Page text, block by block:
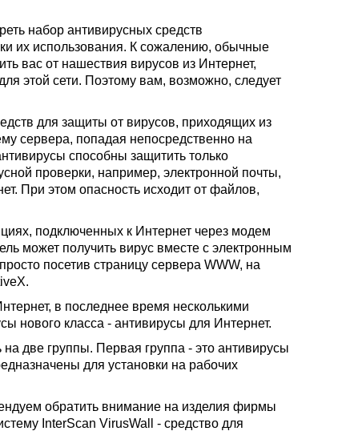
набор антивирусных средств
их использования. К сожалению, обычные
вас от нашествия вирусов из Интернет,
этой сети. Поэтому вам, возможно, следует
для защиты от вирусов, приходящих из
сервера, попадая непосредственно на
способны защитить только
проверки, например, электронной почты,
При этом опасность исходит от файлов,
подключенных к Интернет через модем
может получить вирус вместе с электронным
посетив страницу сервера WWW, на
в последнее время несколькими
нового класса - антивирусы для Интернет.
две группы. Первая группа - это антивирусы
для установки на рабочих
обратить внимание на изделия фирмы
InterScan VirusWall - средство для